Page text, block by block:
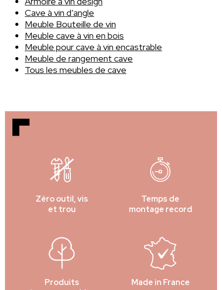
Cave à vin d’angle
Meuble Bouteille de vin
Meuble cave à vin en bois
Meuble pour cave à vin encastrable
Meuble de rangement cave
Tous les meubles de cave
Zéro outil, vis
et trou
Temps de
montage record
Produits
Made in France